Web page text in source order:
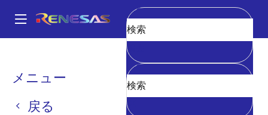
ン
Main
navigation
メニュー
戻る
消去
パ